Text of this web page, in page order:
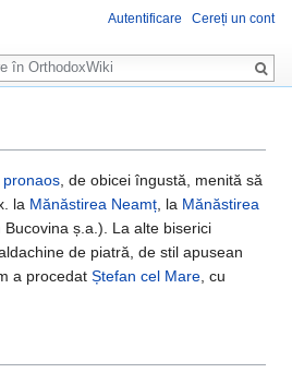
pronaos, de obicei îngustă, menită să
la Mănăstirea Neamț, la Mănăstirea
ș.a.). La alte biserici
de piatră, de stil apusean
a procedat Ștefan cel Mare, cu
Autentificare Cereți un cont